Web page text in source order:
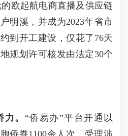
欧起航电商直播及供应链
明溪，并成为2023年省市
到开工建设，仅花了76天
规划许可核发由法定30个
。 “侨易办”平台开通以
侨眷1100余人次，受理涉